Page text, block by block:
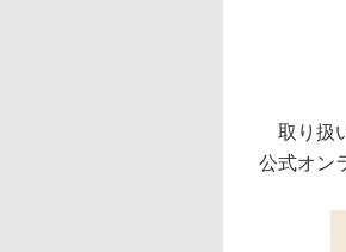
取り扱
公式オン